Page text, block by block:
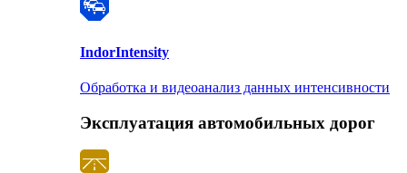
IndorIntensity
Обработка и видеоанализ данных интенсивности
Эксплуатация автомобильных дорог